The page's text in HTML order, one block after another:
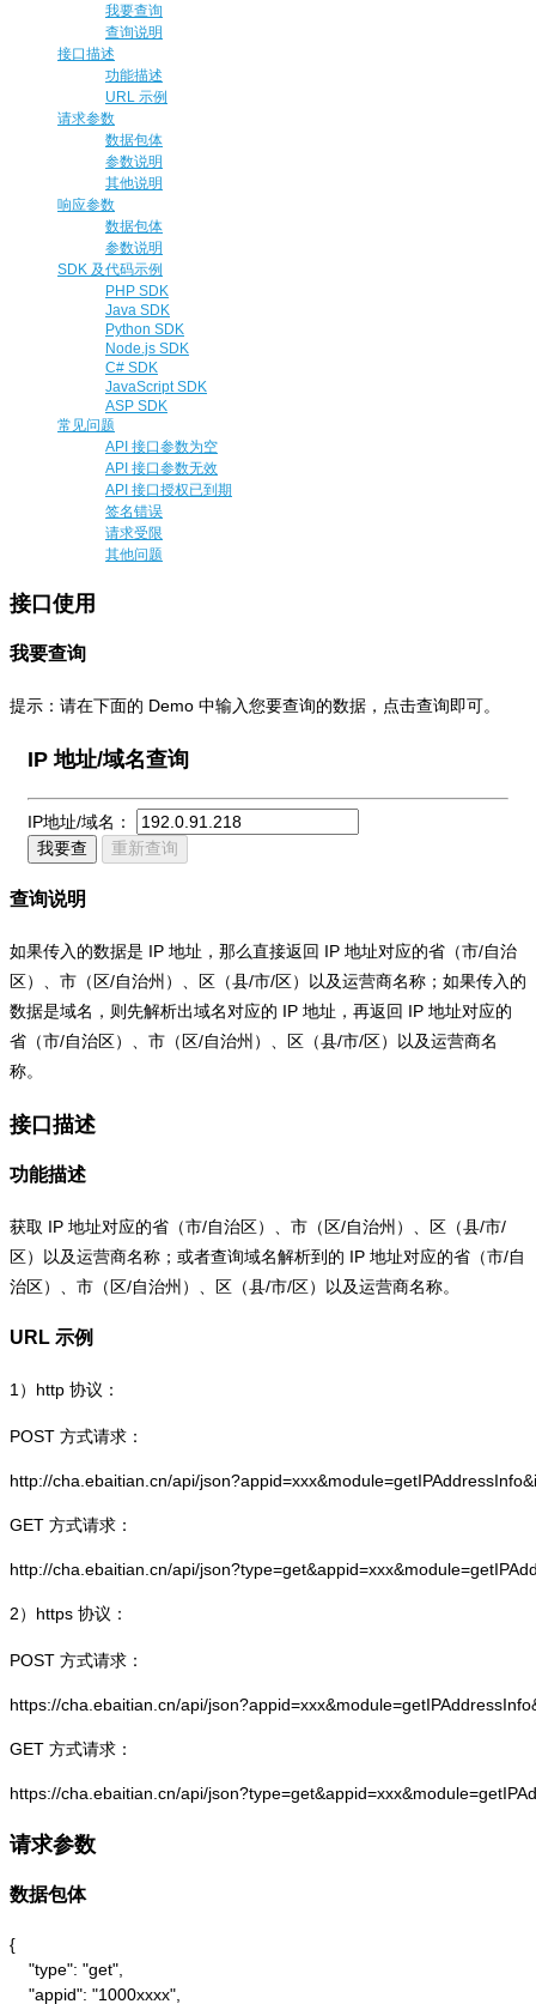
我要查询
查询说明
接口描述
功能描述
URL 示例
请求参数
数据包体
参数说明
其他说明
响应参数
数据包体
参数说明
SDK 及代码示例
PHP SDK
Java SDK
Python SDK
Node.js SDK
C# SDK
JavaScript SDK
ASP SDK
常见问题
API 接口参数为空
API 接口参数无效
API 接口授权已到期
签名错误
请求受限
其他问题
接口使用
我要查询
提示：请在下面的 Demo 中输入您要查询的数据，点击查询即可。
IP 地址/域名查询
IP地址/域名：
我要查
重新查询
查询说明
如果传入的数据是 IP 地址，那么直接返回 IP 地址对应的省（市/自治
区）、市（区/自治州）、区（县/市/区）以及运营商名称；如果传入的
数据是域名，则先解析出域名对应的 IP 地址，再返回 IP 地址对应的
省（市/自治区）、市（区/自治州）、区（县/市/区）以及运营商名
称。
接口描述
功能描述
获取 IP 地址对应的省（市/自治区）、市（区/自治州）、区（县/市/
区）以及运营商名称；或者查询域名解析到的 IP 地址对应的省（市/自
治区）、市（区/自治州）、区（县/市/区）以及运营商名称。
URL 示例
1） http 协议：
POST 方式请求：
http://cha.ebaitian.cn/api/
GET 方式请求：
http://cha.ebaitian.cn/api/
2） https 协议：
POST 方式请求：
https://cha.ebaitian.cn/api/
GET 方式请求：
https://cha.ebaitian.cn/api/
请求参数
数据包体
{
    "type": "get",
    "appid": "1000xxxx",